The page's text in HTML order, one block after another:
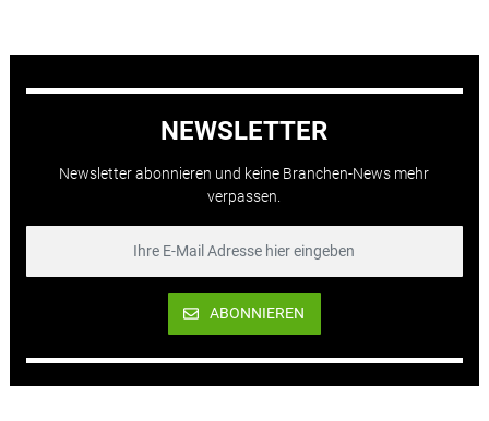
NEWSLETTER
Newsletter abonnieren und keine Branchen-News mehr
verpassen.
ABONNIEREN